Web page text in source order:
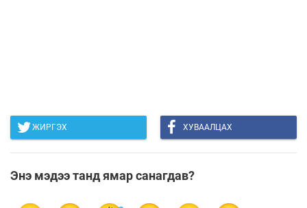
ЖИРГЭХ ХУВААЛЦАХ
Энэ мэдээ танд ямар санагдав?